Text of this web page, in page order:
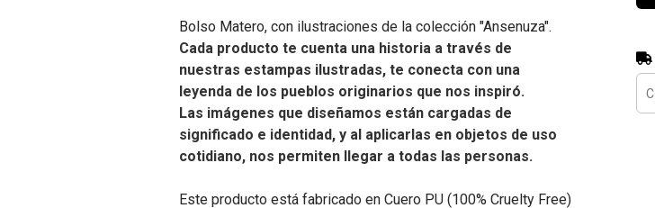
Bolso Matero, con ilustraciones de la colección "Ansenuza".
Cada producto te cuenta una historia a través de
nuestras estampas ilustradas, te conecta con una
leyenda de los pueblos originarios que nos inspiró.
Las imágenes que diseñamos están cargadas de
significado e identidad, y al aplicarlas en objetos de uso
cotidiano, nos permiten llegar a todas las personas.
Este producto está fabricado en Cuero PU (100% Cruelty Free)